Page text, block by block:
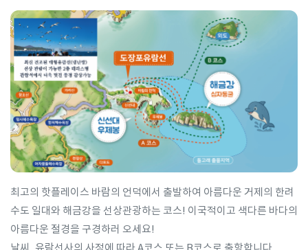
최고의 핫플레이스 바람의 언덕에서 출발하여 아름다운 거제의 한려
수도 일대와 해금강을 선상관광하는 코스! 이국적이고 색다른 바다의
아름다운 절경을 구경하러 오세요!